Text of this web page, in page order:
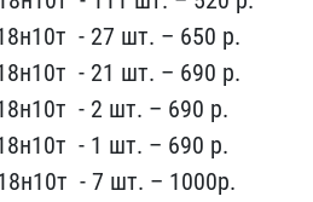
- 27 ​шт. – 650 р.
- 21 шт.​ – 690 р.
- 2 шт. – 6​90 р.
- 1 шт. – 690 р​.
- 7 шт. – 1000р.